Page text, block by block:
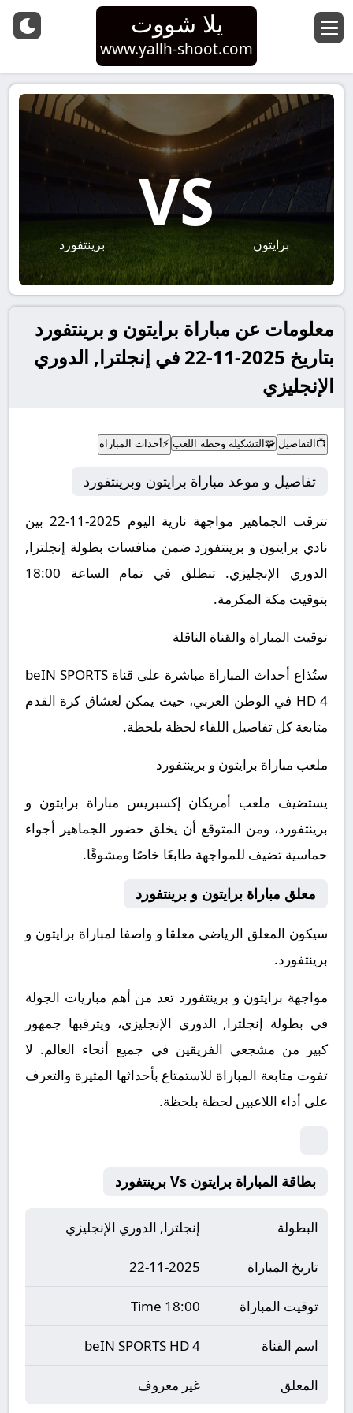
يلا شووت
www.yallh-shoot.com
برايتون
VS
برينتفورد
معلومات عن مباراة برايتون و برينتفورد
بتاريخ 2025-11-22 في إنجلترا, الدوري
الإنجليزي
📺 التفاصيل 🧩 التشكيلة وخطة اللعب ⚡ أحداث المباراة
تفاصيل و موعد مباراة برايتون وبرينتفورد
تترقب الجماهير مواجهة نارية اليوم 2025-11-22 بين
نادي برايتون و برينتفورد ضمن منافسات بطولة إنجلترا,
الدوري الإنجليزي.
تنطلق في تمام الساعة 18:00
بتوقيت مكة المكرمة.
توقيت المباراة والقناة الناقلة
ستُذاع أحداث المباراة مباشرة على قناة beIN SPORTS
HD 4 في الوطن العربي، حيث يمكن لعشاق كرة القدم
متابعة كل تفاصيل اللقاء لحظة بلحظة.
ملعب مباراة برايتون و برينتفورد
يستضيف ملعب أمريكان إكسبريس مباراة برايتون و
برينتفورد، ومن المتوقع أن يخلق حضور الجماهير أجواء
حماسية تضيف للمواجهة طابعًا خاصًا ومشوقًا.
معلق مباراة برايتون و برينتفورد
سيكون المعلق الرياضي معلقا و واصفا لمباراة برايتون و
برينتفورد.
مواجهة برايتون و برينتفورد تعد من أهم مباريات الجولة
في بطولة إنجلترا, الدوري الإنجليزي، ويترقبها جمهور
كبير من مشجعي الفريقين في جميع أنحاء العالم. لا
تفوت متابعة المباراة للاستمتاع بأحداثها المثيرة والتعرف
على أداء اللاعبين لحظة بلحظة.
بطاقة المباراة برايتون Vs برينتفورد
البطولة إنجلترا, الدوري الإنجليزي
تاريخ المباراة 22-11-2025
توقيت المباراة 18:00 Time
اسم القناة beIN SPORTS HD 4
المعلق غير معروف